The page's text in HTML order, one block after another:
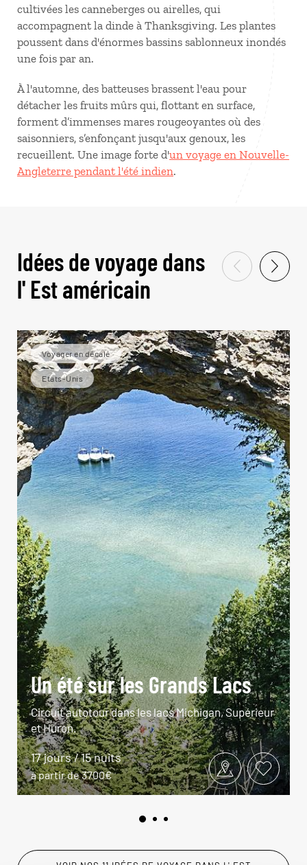
cultivées les canneberges ou airelles, qui
accompagnent la dinde à Thanksgiving. Les plantes
poussent dans d'énormes bassins sablonneux inondés
une fois par an.
À l'automne, des batteuses brassent l'eau pour
détacher les fruits mûrs qui, flottant en surface,
forment d’immenses mares rougeoyantes où des
saisonniers, s’enfonçant jusqu'aux genoux, les
recueillent. Une image forte d'un voyage en Nouvelle-
Angleterre pendant l'été indien.
Idées de voyage dans
l' Est américain
Voyager en décalé
Etats-Unis
Un été sur les Grands Lacs
Circuit autotour dans les lacs Michigan, Supérieur
et Huron.
17 jours / 15 nuits
à partir de 3700€